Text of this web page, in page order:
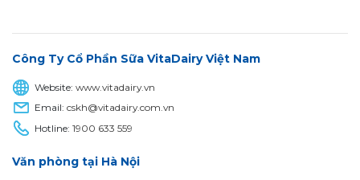
Công Ty Cổ Phần Sữa VitaDairy Việt Nam
Website:www.vitadairy.vn
Email:cskh@vitadairy.com.vn
Hotline:1900 633 559
Văn phòng tại Hà Nội